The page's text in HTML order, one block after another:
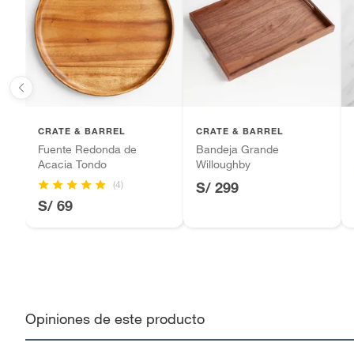
en
libre
la
Motocicletas y bicicletas motorizadas.
Licores y cigarros electrónicos.
CRATE & BARREL
Fuente Redonda de
Acacia Tondo
(4)
S/ 69
CRATE & BARREL
Bandeja Grande
Willoughby
S/ 299
Opiniones de este producto